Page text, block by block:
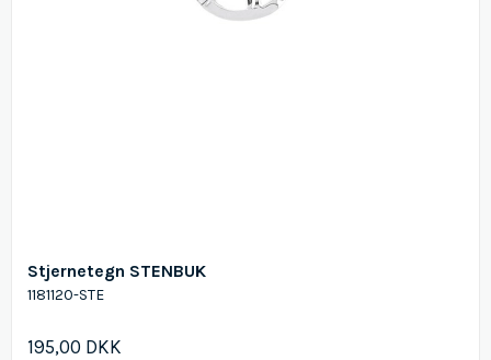
Stjernetegn STENBUK
1181120-STE
195,00 DKK